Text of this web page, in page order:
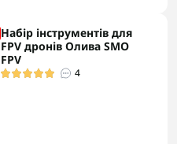
Набір інструментів для
FPV дронів Олива SMO
FPV
4